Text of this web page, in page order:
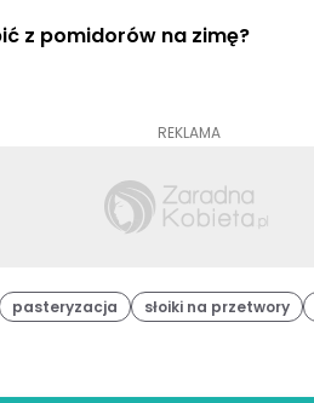
z pomidorów na zimę?
REKLAMA
pasteryzacja słoiki na przetwory